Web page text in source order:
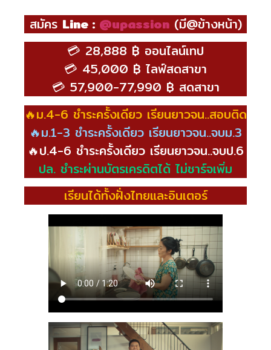
สมัคร Line : @upassion (มี@ข้างหน้า)
💳 28,888 ฿ ออนไลน์เทป
💳 45,000 ฿ ไลฟ์สดสาขา
💳 57,900-77,990 ฿ สดสาขา
🔥ม.4-6 ชำระครั้งเดียว เรียนยาวจน..สอบติด
🔥ม.1-3 ชำระครั้งเดียว เรียนยาวจน..จบม.3
🔥ป.4-6 ชำระครั้งเดียว เรียนยาวจน..จบป.6
ปล. ชำระผ่านบัตรเครดิตได้ ไม่ชาร์จเพิ่ม
เรียนได้ทั้งฝั่งไทยและอินเตอร์